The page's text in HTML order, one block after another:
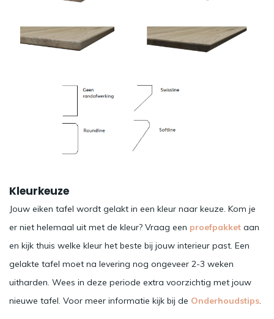
Kleurkeuze
Jouw eiken tafel wordt gelakt in een kleur naar keuze. Kom je
er niet helemaal uit met de kleur? Vraag een proefpakket aan
en kijk thuis welke kleur het beste bij jouw interieur past. Een
gelakte tafel moet na levering nog ongeveer 2-3 weken
uitharden. Wees in deze periode extra voorzichtig met jouw
nieuwe tafel. Voor meer informatie kijk bij de Onderhoudstips.